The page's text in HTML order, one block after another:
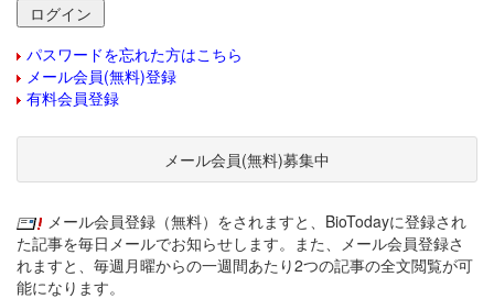
パスワードを忘れた方はこちら
メール会員(無料)登録
有料会員登録
メール会員(無料)募集中
メール会員登録（無料）をされますと、BioTodayに登録され
た記事を毎日メールでお知らせします。また、メール会員登録さ
れますと、毎週月曜からの一週間あたり2つの記事の全文閲覧が可
能になります。